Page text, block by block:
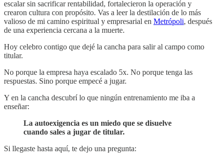
escalar sin sacrificar rentabilidad, fortalecieron la operación y
crearon cultura con propósito. Vas a leer la destilación de lo más
valioso de mi camino espiritual y empresarial en Metrópoli, después
de una experiencia cercana a la muerte.
Hoy celebro contigo que dejé la cancha para salir al campo como
titular.
No porque la empresa haya escalado 5x. No porque tenga las
respuestas. Sino porque empecé a jugar.
Y en la cancha descubrí lo que ningún entrenamiento me iba a
enseñar:
La autoexigencia es un miedo que se disuelve
cuando sales a jugar de titular.
Si llegaste hasta aquí, te dejo una pregunta: